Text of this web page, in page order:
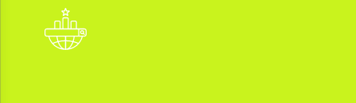
SEO
(RÉFÉRENCEMENT